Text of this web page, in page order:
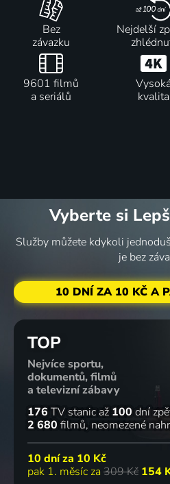
Bez
závazku
Nejdelší
9601 filmů
a seriálů
Vysoká
kvalita
Vyberte si
Služby můžete kdykoli
je bez
10 DNÍ ZA 10 KČ A
TOP
Nejvíce sportu,
dokumentů, filmů
a televizní zábavy
176 TV stanic až 100 dní
2 680 filmů neomezené
10 dní za 10 Kč
pak 1. měsíc za 309 Kč 154